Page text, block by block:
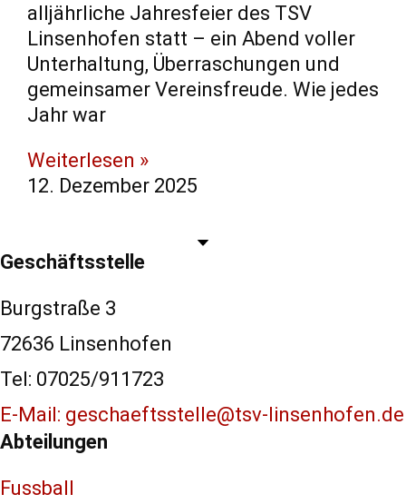
alljährliche Jahresfeier des TSV
Linsenhofen statt – ein Abend voller
Unterhaltung, Überraschungen und
gemeinsamer Vereinsfreude. Wie jedes
Jahr war
Weiterlesen »
12. Dezember 2025
Geschäftsstelle
Burgstraße 3
72636 Linsenhofen
Tel: 07025/911723
E-Mail: geschaeftsstelle@tsv-linsenhofen.de
Abteilungen
Fussball